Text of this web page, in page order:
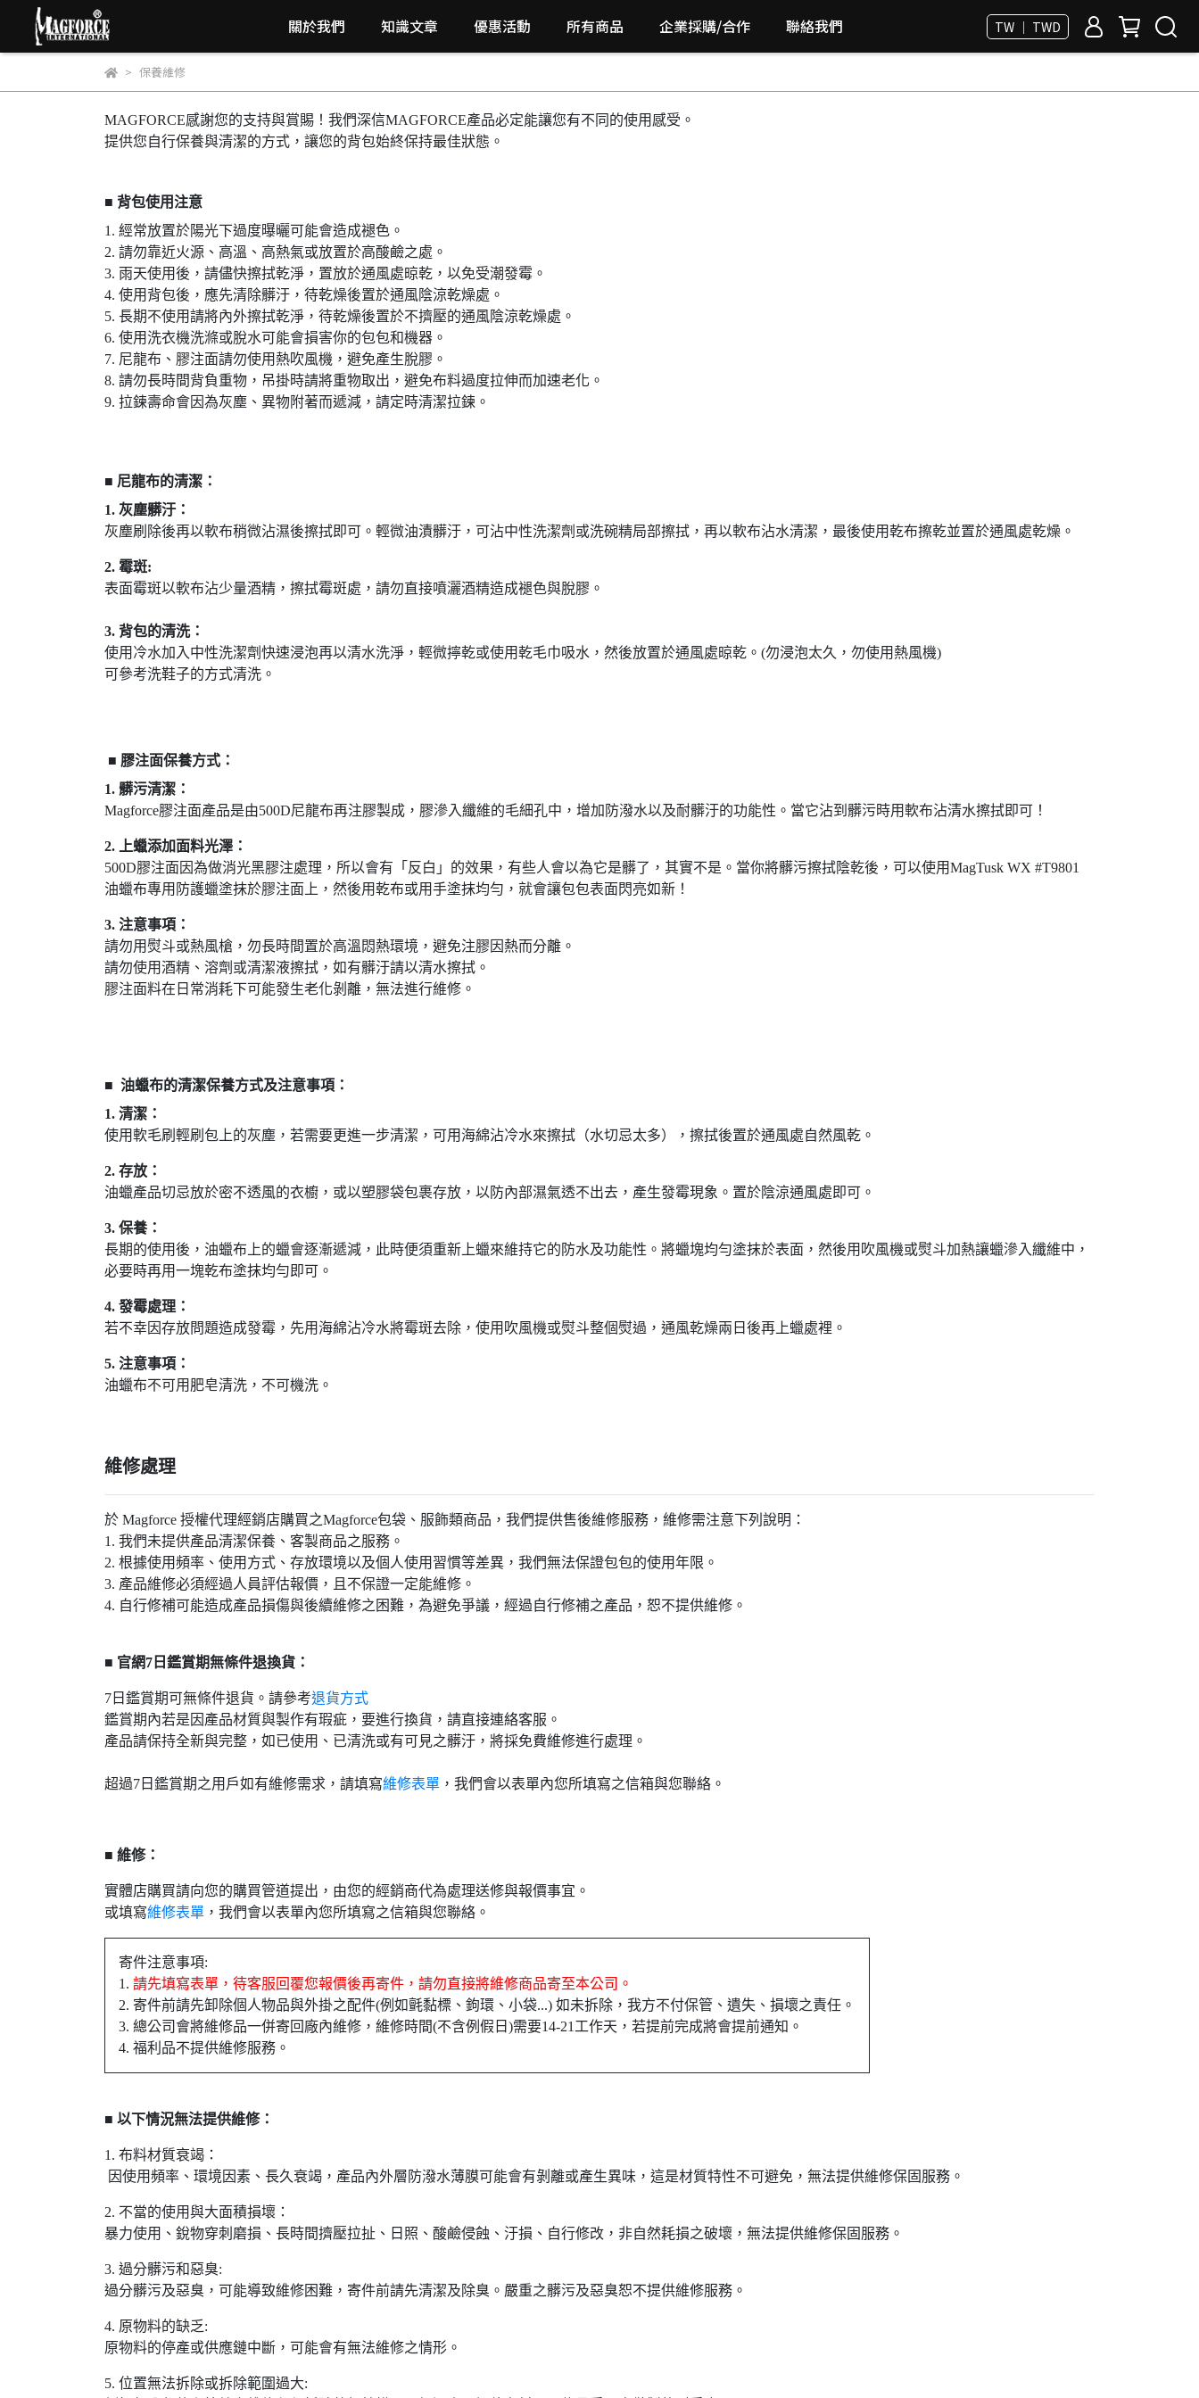
關於我們 知識文章 優惠活動 所有商品 企業採購/合作 聯絡我們 TW ｜ TWD
保養維修
MAGFORCE感謝您的支持與賞賜！我們深信MAGFORCE產品必定能讓您有不同的使用感受。
提供您自行保養與清潔的方式，讓您的背包始終保持最佳狀態。
■ 背包使用注意
1. 經常放置於陽光下過度曝曬可能會造成褪色。
2. 請勿靠近火源、高溫、高熱氣或放置於高酸鹼之處。
3. 雨天使用後，請儘快擦拭乾淨，置放於通風處晾乾，以免受潮發霉。
4. 使用背包後，應先清除髒汙，待乾燥後置於通風陰涼乾燥處。
5. 長期不使用請將內外擦拭乾淨，待乾燥後置於不擠壓的通風陰涼乾燥處。
6. 使用洗衣機洗滌或脫水可能會損害你的包包和機器。
7. 尼龍布、膠注面請勿使用熱吹風機，避免產生脫膠。
8. 請勿長時間背負重物，吊掛時請將重物取出，避免布料過度拉伸而加速老化。
9. 拉鍊壽命會因為灰塵、異物附著而遞減，請定時清潔拉鍊。
■ 尼龍布的清潔：
1. 灰塵髒汙：
灰塵刷除後再以軟布稍微沾濕後擦拭即可。輕微油漬髒汙，可沾中性洗潔劑或洗碗精局部擦拭，再以軟布沾水清潔，最後使用乾布擦乾並置於通風處乾燥。
2. 霉斑:
表面霉斑以軟布沾少量酒精，擦拭霉斑處，請勿直接噴灑酒精造成褪色與脫膠。
3. 背包的清洗：
使用冷水加入中性洗潔劑快速浸泡再以清水洗淨，輕微擰乾或使用乾毛巾吸水，然後放置於通風處晾乾。(勿浸泡太久，勿使用熱風機)
可參考洗鞋子的方式清洗。
■ 膠注面保養方式：
1. 髒污清潔：
Magforce膠注面產品是由500D尼龍布再注膠製成，膠滲入纖維的毛細孔中，增加防潑水以及耐髒汙的功能性。當它沾到髒污時用軟布沾清水擦拭即可！
2. 上蠟添加面料光澤：
500D膠注面因為做消光黑膠注處理，所以會有「反白」的效果，有些人會以為它是髒了，其實不是。當你將髒污擦拭陰乾後，可以使用MagTusk WX #T9801
油蠟布專用防護蠟塗抹於膠注面上，然後用乾布或用手塗抹均勻，就會讓包包表面閃亮如新！
3. 注意事項：
請勿用熨斗或熱風槍，勿長時間置於高溫悶熱環境，避免注膠因熱而分離。
請勿使用酒精、溶劑或清潔液擦拭，如有髒汙請以清水擦拭。
膠注面料在日常消耗下可能發生老化剝離，無法進行維修。
■ 油蠟布的清潔保養方式及注意事項：
1. 清潔：
使用軟毛刷輕刷包上的灰塵，若需要更進一步清潔，可用海綿沾冷水來擦拭（水切忌太多），擦拭後置於通風處自然風乾。
2. 存放：
油蠟產品切忌放於密不透風的衣櫥，或以塑膠袋包裹存放，以防內部濕氣透不出去，產生發霉現象。置於陰涼通風處即可。
3. 保養：
長期的使用後，油蠟布上的蠟會逐漸遞減，此時便須重新上蠟來維持它的防水及功能性。將蠟塊均勻塗抹於表面，然後用吹風機或熨斗加熱讓蠟滲入纖維中，
必要時再用一塊乾布塗抹均勻即可。
4. 發霉處理：
若不幸因存放問題造成發霉，先用海綿沾冷水將霉斑去除，使用吹風機或熨斗整個熨過，通風乾燥兩日後再上蠟處裡。
5. 注意事項：
油蠟布不可用肥皂清洗，不可機洗。
維修處理
於 Magforce 授權代理經銷店購買之Magforce包袋、服飾類商品，我們提供售後維修服務，維修需注意下列說明：
1. 我們未提供產品清潔保養、客製商品之服務。
2. 根據使用頻率、使用方式、存放環境以及個人使用習慣等差異，我們無法保證包包的使用年限。
3. 產品維修必須經過人員評估報價，且不保證一定能維修。
4. 自行修補可能造成產品損傷與後續維修之困難，為避免爭議，經過自行修補之產品，恕不提供維修。
■ 官網7日鑑賞期無條件退換貨：
7日鑑賞期可無條件退貨。請參考退貨方式
鑑賞期內若是因產品材質與製作有瑕疵，要進行換貨，請直接連絡客服。
產品請保持全新與完整，如已使用、已清洗或有可見之髒汙，將採免費維修進行處理。
超過7日鑑賞期之用戶如有維修需求，請填寫維修表單 ，我們會以表單內您所填寫之信箱與您聯絡。
■ 維修：
實體店購買請向您的購買管道提出，由您的經銷商代為處理送修與報價事宜。
或填寫維修表單 ，我們會以表單內您所填寫之信箱與您聯絡。
寄件注意事項:
1. 請先填寫表單，待客服回覆您報價後再寄件，請勿直接將維修商品寄至本公司。
2. 寄件前請先卸除個人物品與外掛之配件(例如氈黏標、鉤環、小袋...) 如未拆除，我方不付保管、遺失、損壞之責任。
3. 總公司會將維修品一併寄回廠內維修，維修時間(不含例假日)需要14-21工作天，若提前完成將會提前通知。
4. 福利品不提供維修服務。
■ 以下情況無法提供維修：
1. 布料材質衰竭：
因使用頻率、環境因素、長久衰竭，產品內外層防潑水薄膜可能會有剝離或產生異味，這是材質特性不可避免，無法提供維修保固服務。
2. 不當的使用與大面積損壞：
暴力使用、銳物穿刺磨損、長時間擠壓拉扯、日照、酸鹼侵蝕、汙損、自行修改，非自然耗損之破壞，無法提供維修保固服務。
3. 過分髒污和惡臭:
過分髒污及惡臭，可能導致維修困難，寄件前請先清潔及除臭。嚴重之髒污及惡臭恕不提供維修服務。
4. 原物料的缺乏:
原物料的停產或供應鏈中斷，可能會有無法維修之情形。
5. 位置無法拆除或拆除範圍過大: